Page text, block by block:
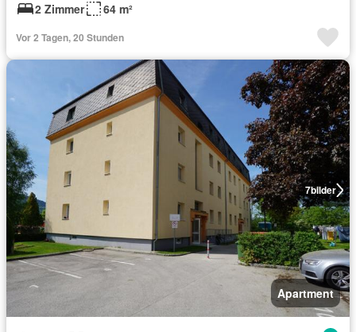
2 Zimmer
64 m²
Vor 2 Tagen, 20 Stunden
7bilder
Apartment